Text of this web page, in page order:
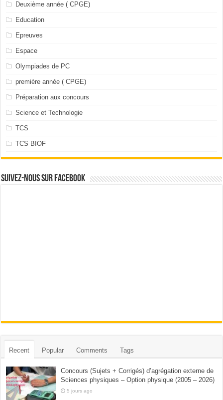
Deuxième année ( CPGE)
Education
Epreuves
Espace
Olympiades de PC
première année ( CPGE)
Préparation aux concours
Science et Technologie
TCS
TCS BIOF
Suivez-nous sur facebook
Recent Popular Comments Tags
Concours (Sujets + Corrigés) d’agrégation externe de
Sciences physiques – Option physique (2005 – 2026)
5 jours ago